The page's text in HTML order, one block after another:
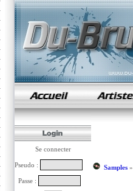
samples de rap
Se connecter
Pseudo :
Passe :
Samples»